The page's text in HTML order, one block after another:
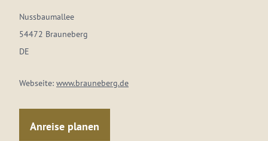
Nussbaumallee
54472 Brauneberg
DE
Webseite: www.brauneberg.de
Anreise planen